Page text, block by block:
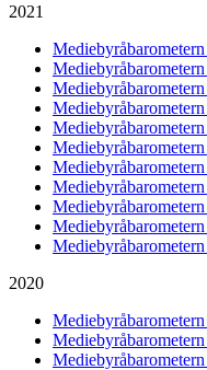
2021
Mediebyråbarometern
Mediebyråbarometern
2020